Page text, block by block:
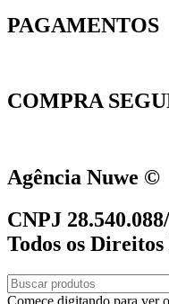
PAGAMENTOS
COMPRA
Agência Nuwe ©
CNPJ
Todos os Direitos
Comece digitando para ver